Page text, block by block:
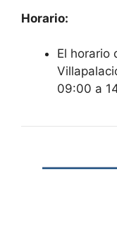
Horario:
El horario
09:00 a